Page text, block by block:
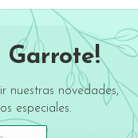
Garrote!
nuestras novedades,
especiales.